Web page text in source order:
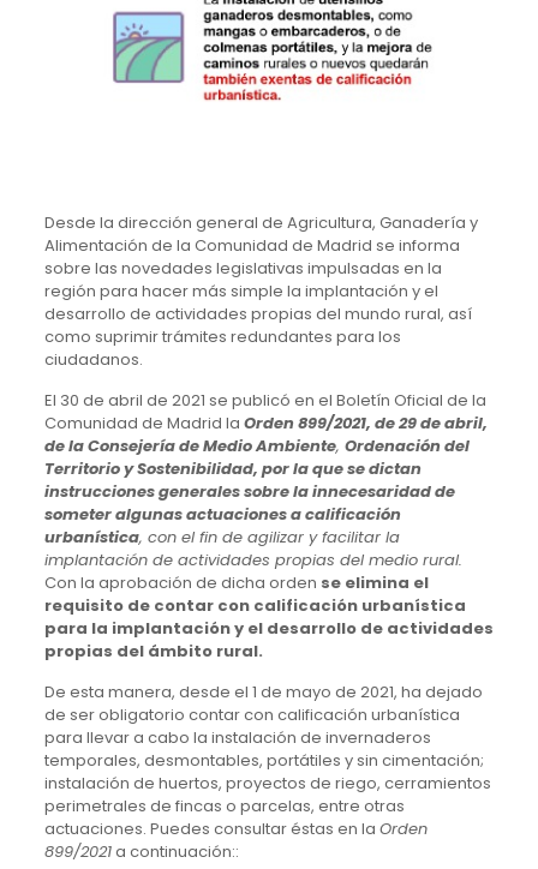
Desde la dirección general de Agricultura, Ganadería y
Alimentación de la Comunidad de Madrid se informa
sobre las novedades legislativas impulsadas en la
región para hacer más simple la implantación y el
desarrollo de actividades propias del mundo rural, así
como suprimir trámites redundantes para los
ciudadanos.
El 30 de abril de 2021 se publicó en el Boletín Oficial de la
Comunidad de Madrid la Orden 899/2021, de 29 de abril,
de la Consejería de Medio Ambiente, Ordenación del
Territorio y Sostenibilidad, por la que se dictan
instrucciones generales sobre la innecesaridad de
someter algunas actuaciones a calificación
urbanística, con el fin de agilizar y facilitar la
implantación de actividades propias del medio rural.
Con la aprobación de dicha orden se elimina el
requisito de contar con calificación urbanística
para la implantación y el desarrollo de actividades
propias del ámbito rural.
De esta manera, desde el 1 de mayo de 2021, ha dejado
de ser obligatorio contar con calificación urbanística
para llevar a cabo la instalación de invernaderos
temporales, desmontables, portátiles y sin cimentación;
instalación de huertos, proyectos de riego, cerramientos
perimetrales de fincas o parcelas, entre otras
actuaciones. Puedes consultar éstas en la Orden
899/2021a continuación::